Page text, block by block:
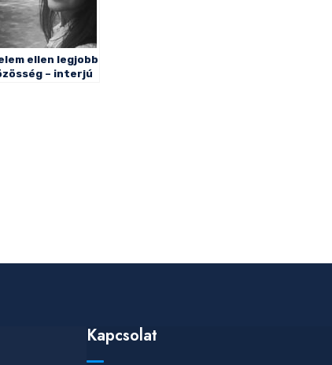
ellen legjobb
– interjú
Kapcsolat